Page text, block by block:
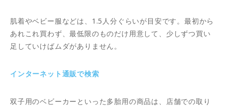
肌着やベビー服などは、1.5人分ぐらいが目安です。最初から
あれこれ買わず、最低限のものだけ用意して、少しずつ買い
足していけばムダがありません。
インターネット通販で検索
双子用のベビーカーといった多胎用の商品は、店舗での取り